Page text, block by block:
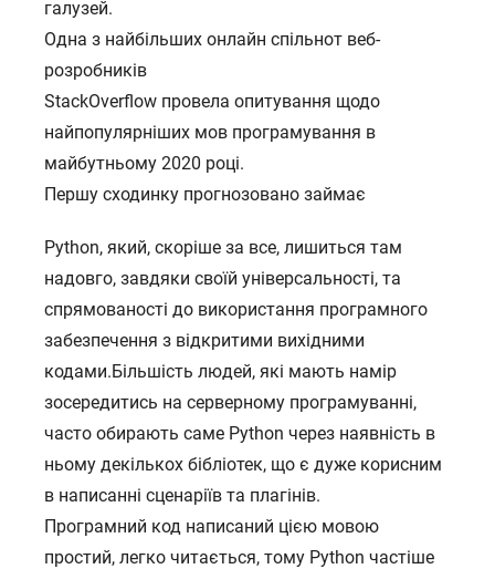
галузей.
Одна з найбільших онлайн спільнот веб-
розробників
StackOverflow провела опитування щодо
найпопулярніших мов програмування в
майбутньому 2020 році.
Першу сходинку прогнозовано займає
Python, який, скоріше за все, лишиться там
надовго, завдяки своїй універсальності, та
спрямованості до використання програмного
забезпечення з відкритими вихідними
кодами.Більшість людей, які мають намір
зосередитись на серверному програмуванні,
часто обирають саме Python через наявність в
ньому декількох бібліотек, що є дуже корисним
в написанні сценаріїв та плагінів.
Програмний код написаний цією мовою
простий, легко читається, тому Python частіше